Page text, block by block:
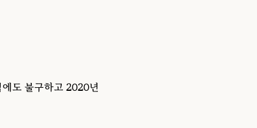
도 불구하고 2020년